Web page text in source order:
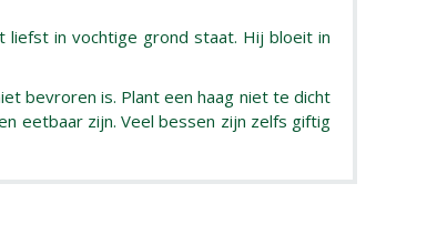
liefst in vochtige grond staat. Hij bloeit in
bevroren is. Plant een haag niet te dicht
eetbaar zijn. Veel bessen zijn zelfs giftig